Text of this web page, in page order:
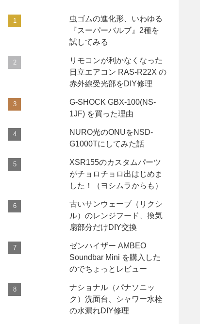
虫ゴムの進化形、いわゆる
『スーパーバルブ』2種を
試してみる
リモコンが利かなくなった
日立エアコン RAS-R22X の
赤外線受光部をDIY修理
G-SHOCK GBX-100(NS-
1JF) を買った理由
NURO光のONUをNSD-
G1000Tにしてみた話
XSR155のカスタムパーツ
がチョロチョロ出はじめま
した！（ヨシムラからも）
古いサンウェーブ（リクシ
ル）のレンジフード、換気
扇部分だけDIY交換
ゼンハイザー AMBEO
Soundbar Mini を購入した
のでちょっとレビュー
ナショナル（パナソニッ
ク）洗面台、シャワー水栓
の水漏れDIY修理